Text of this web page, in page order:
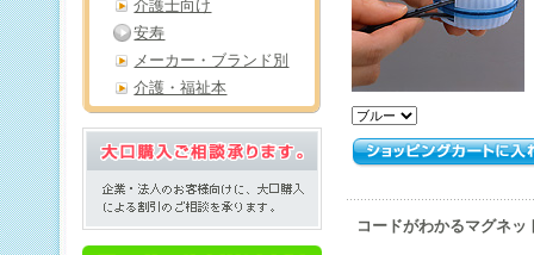
コードがわかるマグネ
介護士向け
安寿
メーカー・ブランド別
介護・福祉本